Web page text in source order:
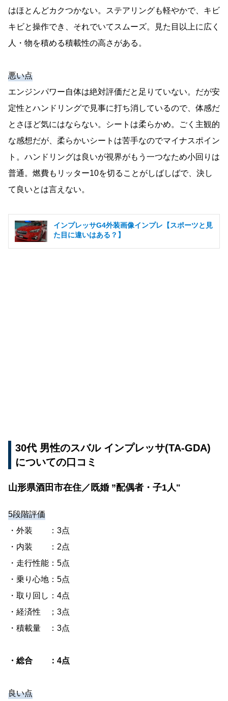
はほとんどカクつかない。ステアリングも軽やかで、キビ
キビと操作でき、それでいてスムーズ。見た目以上に広く
人・物を積める積載性の高さがある。
悪い点
エンジンパワー自体は絶対評価だと足りていない。だが安
定性とハンドリングで見事に打ち消しているので、体感だ
とさほど気にはならない。シートは柔らかめ。ごく主観的
な感想だが、柔らかいシートは苦手なのでマイナスポイン
ト。ハンドリングは良いが視界がもう一つなため小回りは
普通。燃費もリッター10を切ることがしばしばで、決し
て良いとは言えない。
インプレッサG4外装画像インプレ【スポーツと見
た目に違いはある？】
30代 男性のスバル インプレッサ(TA-GDA)
についての口コミ
山形県酒田市在住／既婚 ”配偶者・子1人"
5段階評価
・外装 ：3点
・内装 ：2点
・走行性能：5点
・乗り心地：5点
・取り回し：4点
・経済性 ；3点
・積載量 ：3点
・総合 ：4点
良い点